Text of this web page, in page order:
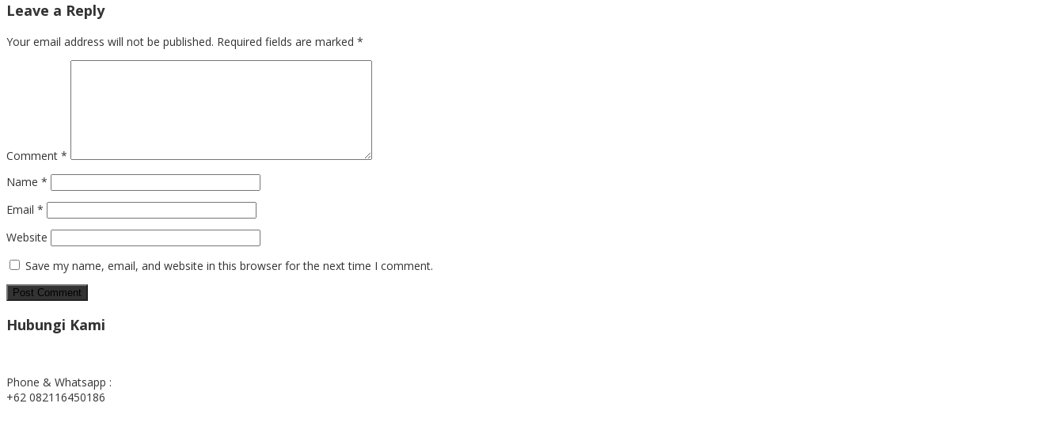
Leave a Reply
Your email address will not be published. Required fields are marked *
Comment *
Name *
Email *
Website
Save my name, email, and website in this browser for the next time I comment.
Hubungi Kami
Phone & Whatsapp :
+62 082116450186